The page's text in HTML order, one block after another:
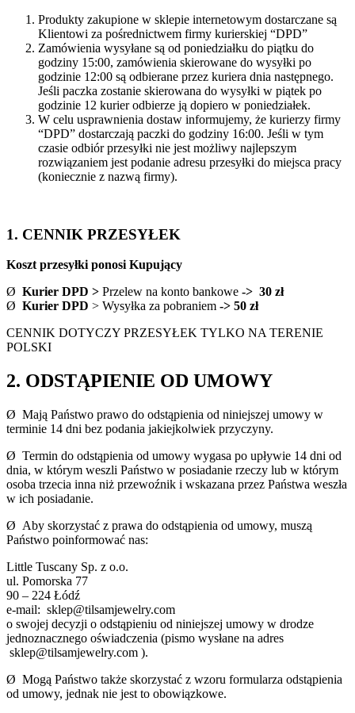
Produkty zakupione w sklepie internetowym dostarczane są
Klientowi za pośrednictwem firmy kurierskiej “DPD”
Zamówienia wysyłane są od poniedziałku do piątku do
godziny 15:00, zamówienia skierowane do wysyłki po
godzinie 12:00 są odbierane przez kuriera dnia następnego.
Jeśli paczka zostanie skierowana do wysyłki w piątek po
godzinie 12 kurier odbierze ją dopiero w poniedziałek.
W celu usprawnienia dostaw informujemy, że kurierzy firmy
“DPD” dostarczają paczki do godziny 16:00. Jeśli w tym
czasie odbiór przesyłki nie jest możliwy najlepszym
rozwiązaniem jest podanie adresu przesyłki do miejsca pracy
(koniecznie z nazwą firmy).
1. CENNIK PRZESYŁEK
Koszt przesyłki ponosi Kupujący
Ø Kurier DPD > Przelew na konto bankowe -> 30 zł
Ø Kurier DPD > Wysyłka za pobraniem -> 50 zł
CENNIK DOTYCZY PRZESYŁEK TYLKO NA TERENIE
POLSKI
2. ODSTĄPIENIE OD UMOWY
Ø Mają Państwo prawo do odstąpienia od niniejszej umowy w
terminie 14 dni bez podania jakiejkolwiek przyczyny.
Ø Termin do odstąpienia od umowy wygasa po upływie 14 dni od
dnia, w którym weszli Państwo w posiadanie rzeczy lub w którym
osoba trzecia inna niż przewoźnik i wskazana przez Państwa weszła
w ich posiadanie.
Ø Aby skorzystać z prawa do odstąpienia od umowy, muszą
Państwo poinformować nas:
Little Tuscany Sp. z o.o.
ul. Pomorska 77
90 – 224 Łódź
e-mail: sklep@tilsamjewelry.com
o swojej decyzji o odstąpieniu od niniejszej umowy w drodze
jednoznacznego oświadczenia (pismo wysłane na adres
sklep@tilsamjewelry.com ).
Ø Mogą Państwo także skorzystać z wzoru formularza odstąpienia
od umowy, jednak nie jest to obowiązkowe.